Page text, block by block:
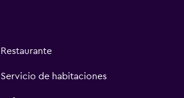
Restaurante
Servicio de habitaciones